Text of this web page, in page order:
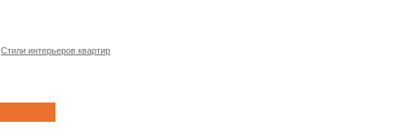
Стили интерьеров квартир